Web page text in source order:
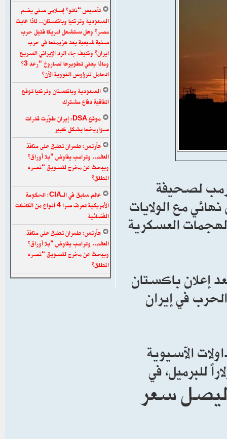
لصحيفة
مع الولايات
العسكرية
الإثنين بعد إعلان باكستان
في إيران
الآسيوية
4.39 في المئة ليصل إلى 81.15 دولاراً للبرميل، في
سعر
تأسيس “ناتو” إسلامي سني يضم
السعودية وتركيا وباكستان.. لماذا غابت
مصر؟ وهل ستشعل امريكا فتيل حرب
سنية شيعية بعد هزيمتها في حرب
ايران؟ وكيف جاء الرد الإيراني السريع
وماذا يعني تطويرها لصاروخ “رعد 3”
الحامل للرؤوس النووية الآن؟
السعودية وباكستان وتركيا توقع
اتفاقية دفاع مشترك
موقع DSA: إيران طوّرت قدرات
صواريخها بشكل كبير
هآرتس: طهران تطبق على منافذ
العالم.. وترامب يفاوض “بلا أوراق”
ويبحث عن مخرج لتسويق “نصره
المطلق”
عالم سابق في الـCIA: الحكومة
الأمريكية تعرف سرا 4 أنواع من الكائنات
الفضائية
هآرتس: طهران تطبق على منافذ
العالم.. وترامب يفاوض “بلا أوراق”
ويبحث عن مخرج لتسويق “نصره
المطلق”